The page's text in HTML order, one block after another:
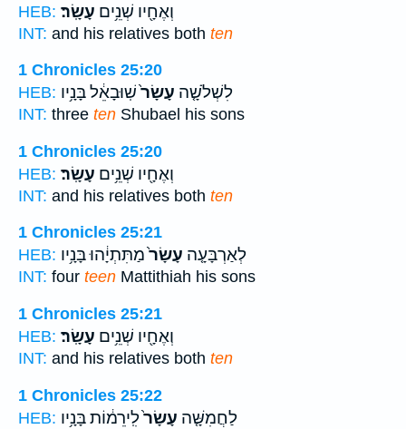
HEB:
וְאֶחָ֖יו שְׁנֵ֥ים עָשָֽׂר׃
INT: and his relatives both ten
1 Chronicles 25:20
HEB:
לִשְׁלֹשָׁ֤ה עָשָׂר֙שֽׁוּבָאֵ֔ל בָּנָ֥יו
INT: three ten Shubael his sons
1 Chronicles 25:20
HEB:
וְאֶחָ֖יו שְׁנֵ֥ים עָשָֽׂר׃
INT: and his relatives both ten
1 Chronicles 25:21
HEB:
לְאַרְבָּעָ֤ה עָשָׂר֙מַתִּתְיָ֔הוּ בָּנָ֥יו
INT: four teen Mattithiah his sons
1 Chronicles 25:21
HEB:
וְאֶחָ֖יו שְׁנֵ֥ים עָשָֽׂר׃
INT: and his relatives both ten
1 Chronicles 25:22
HEB:
לַחֲמִשָּׁ֤ה עָשָׂר֙לִֽירֵמ֔וֹת בָּנָ֥יו